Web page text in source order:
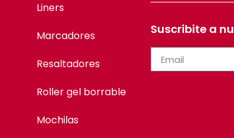
Liners
Marcadores
Resaltadores
Roller gel borrable
Mochilas
Suscribite a